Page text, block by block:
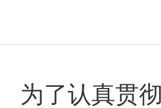
为了认真贯